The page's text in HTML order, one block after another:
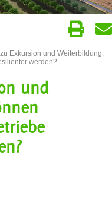
Exkursion und Weiterbildung:
werden?
und